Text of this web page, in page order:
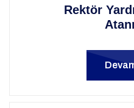
Rektör